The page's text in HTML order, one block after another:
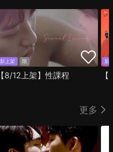
新上架 限
【8/12上架】性課程
新
更多